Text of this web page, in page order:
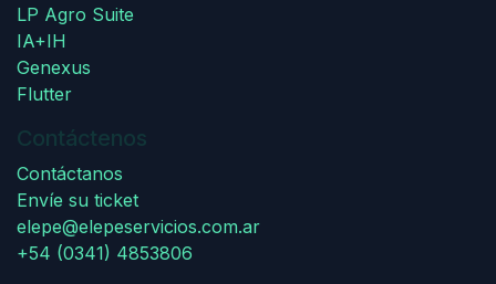
LP Agro Suite
IA+IH
Genexus
Flutter
Contáctenos
Contáctanos
Envíe su ticket
elepe@elepeservicios.com.ar
+54 (0341) 4853806